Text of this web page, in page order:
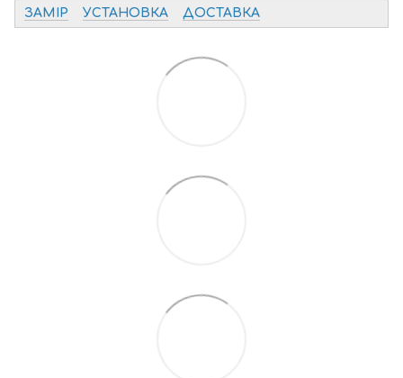
ЗАМІР УСТАНОВКА ДОСТАВКА